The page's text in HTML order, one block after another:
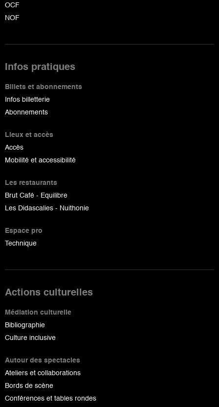
OCF
NOF
Infos pratiques
Billets et abonnements
Infos billetterie
Abonnements
Lieux et accès
Accès
Mobilité et accessibilité
Les restaurants
Brut Café - Equilibre
Les Didascalies - Nuithonie
Espace pro
Technique
Actions culturelles
Médiation culturelle
Bibliographie
Culture inclusive
Autour des spectacles
Ateliers et collaborations
Bords de scène
Conférences et tables rondes